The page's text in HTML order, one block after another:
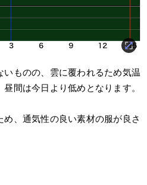
ものの、雲に覆われるため気温
間は今日より低めとなります。
、通気性の良い素材の服が良さ